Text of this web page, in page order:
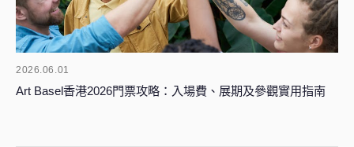
2026.06.01
Art Basel香港2026門票攻略：入場費、展期及參觀實用指南